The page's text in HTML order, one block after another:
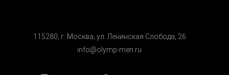
115280, г. Москва, ул. Ленинская Cлобода, 26
info@olymp-men.ru